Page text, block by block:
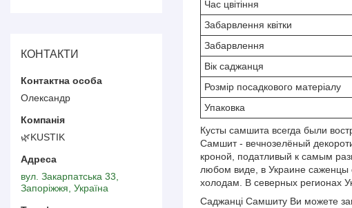
Час цвітіння
Забарвлення квітки
Забарвлення
Вік саджанця
Розмір посадкового матеріалу
Упаковка
Кусты самшита всегда были
Самшит - вечнозелёный
кроной, податливый к самым
любом виде, в Украине саженцы
холодам. В северных регионах
Саджанці Самшиту Ви можете
КОНТАКТИ
Олександр
🌿KUSTIK
вул. Закарпатська 33,
Запоріжжя, Україна